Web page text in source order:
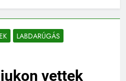
LABDARÚGÁS
vettek